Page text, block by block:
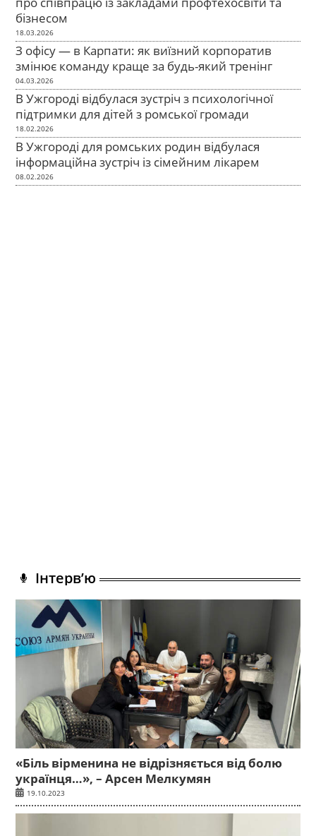
бізнесом
18.03.2026
З офісу — в Карпати: як виїзний корпоратив
змінює команду краще за будь-який тренінг
04.03.2026
В Ужгороді відбулася зустріч з психологічної
підтримки для дітей з ромської громади
18.02.2026
В Ужгороді для ромських родин відбулася
інформаційна зустріч із сімейним лікарем
08.02.2026
Інтерв’ю
«Біль вірменина не відрізняється від болю
українця…», – Арсен Мелкумян
19.10.2023